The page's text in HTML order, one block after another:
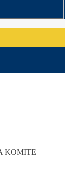
KOMITE